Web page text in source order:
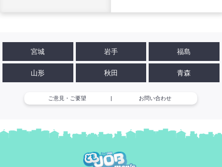
宮城 岩手 福島
山形 秋田 青森
ご意見・ご要望 | お問い合わせ